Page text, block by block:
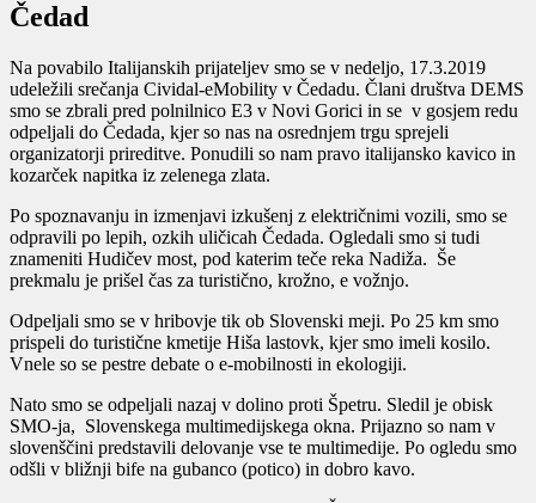
Čedad
Na povabilo Italijanskih prijateljev smo se v nedeljo, 17.3.2019
udeležili srečanja Cividal-eMobility v Čedadu. Člani društva DEMS
smo se zbrali pred polnilnico E3 v Novi Gorici in se v gosjem redu
odpeljali do Čedada, kjer so nas na osrednjem trgu sprejeli
organizatorji prireditve. Ponudili so nam pravo italijansko kavico in
kozarček napitka iz zelenega zlata.
Po spoznavanju in izmenjavi izkušenj z električnimi vozili, smo se
odpravili po lepih, ozkih uličicah Čedada. Ogledali smo si tudi
znameniti Hudičev most, pod katerim teče reka Nadiža. Še
prekmalu je prišel čas za turistično, krožno, e vožnjo.
Odpeljali smo se v hribovje tik ob Slovenski meji. Po 25 km smo
prispeli do turistične kmetije Hiša lastovk, kjer smo imeli kosilo.
Vnele so se pestre debate o e-mobilnosti in ekologiji.
Nato smo se odpeljali nazaj v dolino proti Špetru. Sledil je obisk
SMO-ja, Slovenskega multimedijskega okna. Prijazno so nam v
slovenščini predstavili delovanje vse te multimedije. Po ogledu smo
odšli v bližnji bife na gubanco (potico) in dobro kavo.